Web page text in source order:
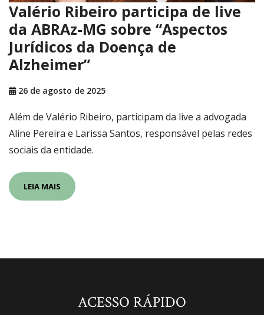
Valério Ribeiro participa de live
da ABRAz-MG sobre “Aspectos
Jurídicos da Doença de
Alzheimer”
26 de agosto de 2025
Além de Valério Ribeiro, participam da live a advogada
Aline Pereira e Larissa Santos, responsável pelas redes
sociais da entidade.
LEIA MAIS
ACESSO RÁPIDO